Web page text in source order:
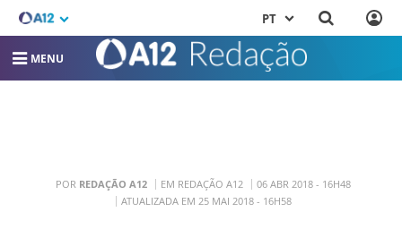
PT
MENU
POR REDAÇÃO A12 EM REDAÇÃO A12
06 ABR 2018 - 16H48
ATUALIZADA EM 25 MAI 2018 - 16H58